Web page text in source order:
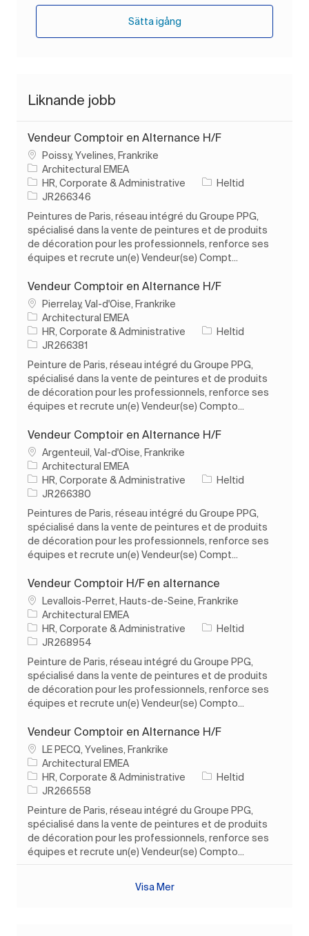
Sätta igång
Liknande jobb
Vendeur Comptoir en Alternance H/F
PlatsPoissy, Yvelines, Frankrike
Architectural EMEA
Kategori
HR, Corporate & Administrative Typ av jobb
Heltid
Jobb-ID
JR266346
Peintures de Paris, réseau intégré du Groupe PPG,
spécialisé dans la vente de peintures et de produits
de décoration pour les professionnels, renforce ses
équipes et recrute un(e) Vendeur(se) Compt...
Vendeur Comptoir en Alternance H/F
PlatsPierrelay, Val-d'Oise, Frankrike
Architectural EMEA
Kategori
HR, Corporate & Administrative Typ av jobb
Heltid
Jobb-ID
JR266381
Peinture de Paris, réseau intégré du Groupe PPG,
spécialisé dans la vente de peintures et de produits
de décoration pour les professionnels, renforce ses
équipes et recrute un(e) Vendeur(se) Compto...
Vendeur Comptoir en Alternance H/F
PlatsArgenteuil, Val-d'Oise, Frankrike
Architectural EMEA
Kategori
HR, Corporate & Administrative Typ av jobb
Heltid
Jobb-ID
JR266380
Peintures de Paris, réseau intégré du Groupe PPG,
spécialisé dans la vente de peintures et de produits
de décoration pour les professionnels, renforce ses
équipes et recrute un(e) Vendeur(se) Compt...
Vendeur Comptoir H/F en alternance
PlatsLevallois-Perret, Hauts-de-Seine, Frankrike
Architectural EMEA
Kategori
HR, Corporate & Administrative Typ av jobb
Heltid
Jobb-ID
JR268954
Peinture de Paris, réseau intégré du Groupe PPG,
spécialisé dans la vente de peintures et de produits
de décoration pour les professionnels, renforce ses
équipes et recrute un(e) Vendeur(se) Compto...
Vendeur Comptoir en Alternance H/F
PlatsLE PECQ, Yvelines, Frankrike
Architectural EMEA
Kategori
HR, Corporate & Administrative Typ av jobb
Heltid
Jobb-ID
JR266558
Peinture de Paris, réseau intégré du Groupe PPG,
spécialisé dans la vente de peintures et de produits
de décoration pour les professionnels, renforce ses
équipes et recrute un(e) Vendeur(se) Compto...
Visa Mer